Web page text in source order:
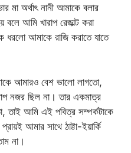
মা অর্থাৎ নানী আমাকে বলার
বলে আমি খারাপ রেজাল্ট করা
ধরলো আমাকে রাজি করাতে যাতে
আমারও বেশ ভালো লাগতো,
নজর ছিল না। তার একমাত্র
তাই আমি এই পবিত্র সম্পর্কটাকে
আমার সাথে ঠাট্টা-ইয়ার্কি
না।